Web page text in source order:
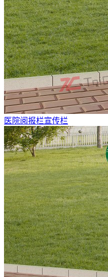
医院阅报栏宣传栏